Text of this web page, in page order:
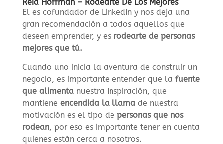
Reid Hoffman – Rodearte De Los Mejores
El es cofundador de LinkedIn y nos deja una
gran recomendación a todos aquellos que
deseen emprender, y es rodearte de personas
mejores que tú.
Cuando uno inicia la aventura de construir un
negocio, es importante entender que la fuente
que alimentanuestra Inspiración, que
mantiene encendida la llamade nuestra
motivación es el tipo de personas que nos
rodean, por eso es importante tener en cuenta
quienes están cerca a nosotros.